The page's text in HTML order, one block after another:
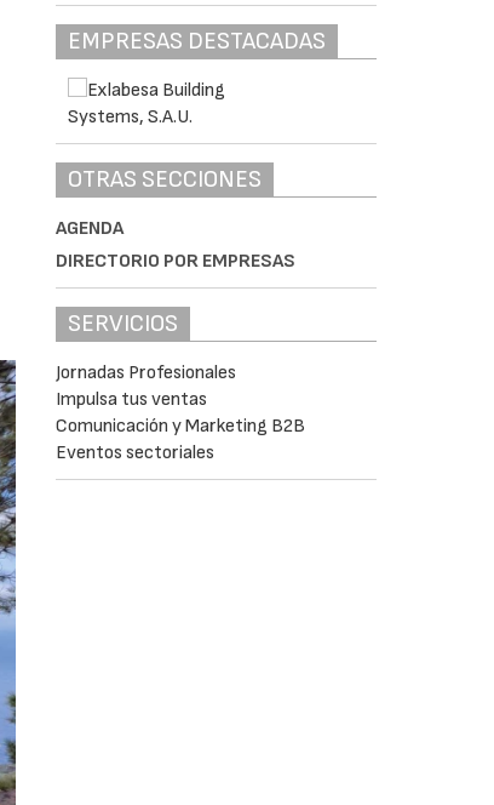
EMPRESAS DESTACADAS
OTRAS SECCIONES
AGENDA
DIRECTORIO POR EMPRESAS
SERVICIOS
Jornadas Profesionales
Impulsa tus ventas
Comunicación y Marketing B2B
Eventos sectoriales